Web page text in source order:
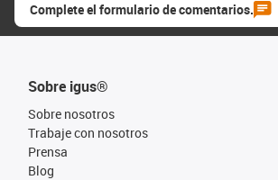
Complete el formulario de comentarios.
Sobre igus®
Sobre nosotros
Trabaje con nosotros
Prensa
Blog